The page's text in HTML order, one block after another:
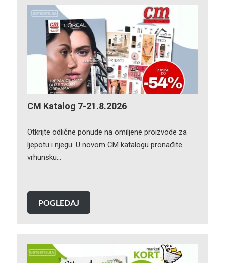
CM Katalog 7-21.8.2026
Otkrijte odlične ponude na omiljene proizvode za
ljepotu i njegu. U novom CM katalogu pronađite
vrhunsku…
POGLEDAJ